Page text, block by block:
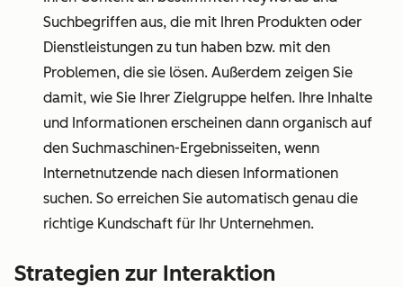
Suchbegriffen aus, die mit Ihren Produkten oder
Dienstleistungen zu tun haben bzw. mit den
Problemen, die sie lösen. Außerdem zeigen Sie
damit, wie Sie Ihrer Zielgruppe helfen. Ihre Inhalte
und Informationen erscheinen dann organisch auf
den Suchmaschinen-Ergebnisseiten, wenn
Internetnutzende nach diesen Informationen
suchen. So erreichen Sie automatisch genau die
richtige Kundschaft für Ihr Unternehmen.
Strategien zur Interaktion